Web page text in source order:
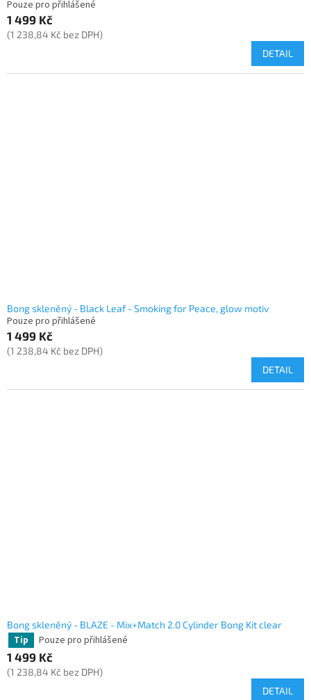
Pouze pro přihlášené
1 499 Kč
(1 238,84 Kč bez DPH)
DETAIL
Bong skleněný - Black Leaf - Smoking for Peace, glow motiv
Pouze pro přihlášené
1 499 Kč
(1 238,84 Kč bez DPH)
DETAIL
Bong skleněný - BLAZE - Mix+Match 2.0 Cylinder Bong Kit clear
Tip
Pouze pro přihlášené
1 499 Kč
(1 238,84 Kč bez DPH)
DETAIL